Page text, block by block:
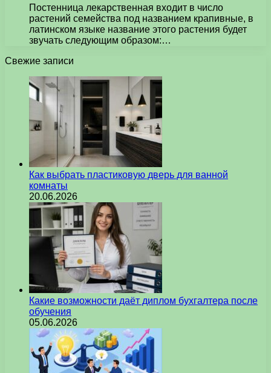
Постенница лекарственная входит в число
растений семейства под названием крапивные, в
латинском языке название этого растения будет
звучать следующим образом:…
Свежие записи
Как выбрать пластиковую дверь для ванной
комнаты
20.06.2026
Какие возможности даёт диплом бухгалтера после
обучения
05.06.2026